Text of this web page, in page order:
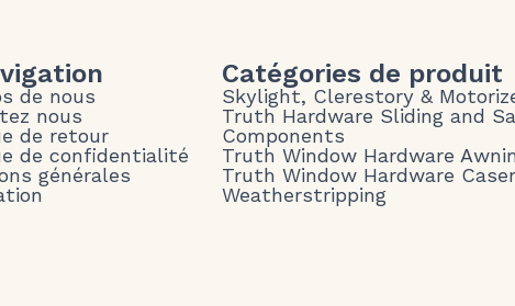
de nous
nous
de retour
de confidentialité
générales
Catégories de produit
Skylight, Clerestory &
Truth Hardware Sliding and
Components
Truth Window Hardware
Truth Window Hardware
Weatherstripping